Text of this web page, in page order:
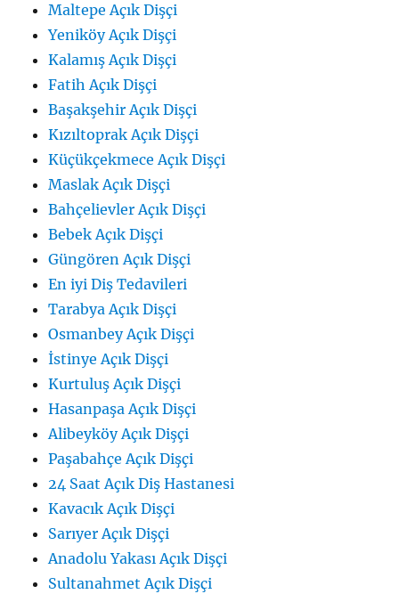
Maltepe Açık Dişçi
Yeniköy Açık Dişçi
Kalamış Açık Dişçi
Fatih Açık Dişçi
Başakşehir Açık Dişçi
Kızıltoprak Açık Dişçi
Küçükçekmece Açık Dişçi
Maslak Açık Dişçi
Bahçelievler Açık Dişçi
Bebek Açık Dişçi
Güngören Açık Dişçi
En iyi Diş Tedavileri
Tarabya Açık Dişçi
Osmanbey Açık Dişçi
İstinye Açık Dişçi
Kurtuluş Açık Dişçi
Hasanpaşa Açık Dişçi
Alibeyköy Açık Dişçi
Paşabahçe Açık Dişçi
24 Saat Açık Diş Hastanesi
Kavacık Açık Dişçi
Sarıyer Açık Dişçi
Anadolu Yakası Açık Dişçi
Sultanahmet Açık Dişçi